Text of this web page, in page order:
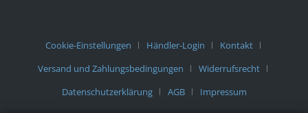
Cookie-Einstellungen Händler-Login
Kontakt
Versand und Zahlungsbedingungen
Widerrufsrecht
Datenschutzerklärung
AGB Impressum